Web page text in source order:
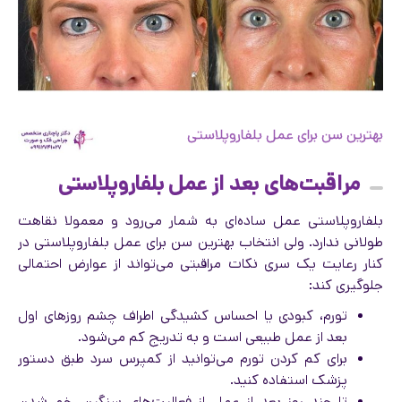
بهترین سن برای عمل بلفاروپلاستی
مراقبت‌های بعد از عمل بلفاروپلاستی
بلفاروپلاستی عمل ساده‌ای به شمار می‌رود و معمولا نقاهت
طولانی ندارد. ولی انتخاب بهترین سن برای عمل بلفاروپلاستی در
کنار رعایت یک سری نکات مراقبتی می‌تواند از عوارض احتمالی
جلوگیری کند:
تورم، کبودی یا احساس کشیدگی اطراف چشم روزهای اول
بعد از عمل طبیعی است و به تدریج کم می‌شود.
برای کم کردن تورم می‌توانید از کمپرس سرد طبق دستور
پزشک استفاده کنید.